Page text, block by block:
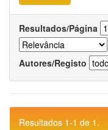
Resultados/Página
Autores/Registo
Resultados 1-1 de 1.